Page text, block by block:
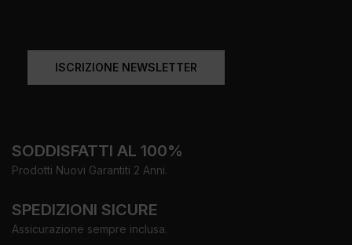
ISCRIZIONE NEWSLETTER
SODDISFATTI AL 100%
Prodotti Nuovi Garantiti 2 Anni.
SPEDIZIONI SICURE
Assicurazione sempre inclusa.